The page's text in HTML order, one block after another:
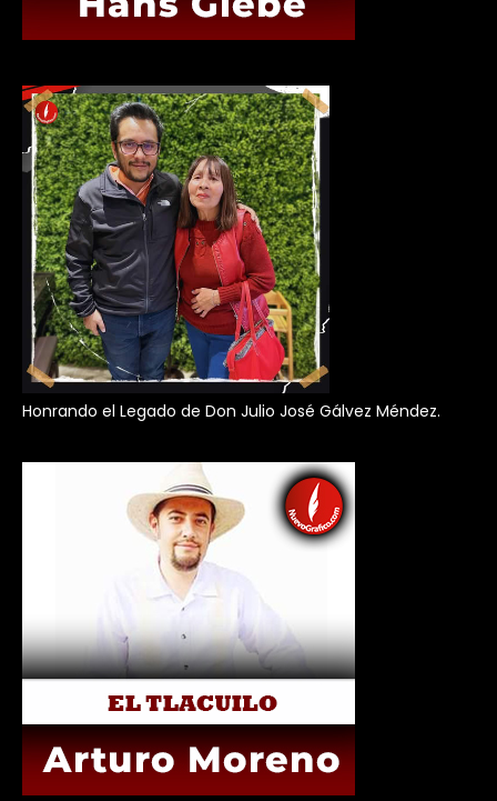
Honrando el Legado de Don Julio José Gálvez Méndez.